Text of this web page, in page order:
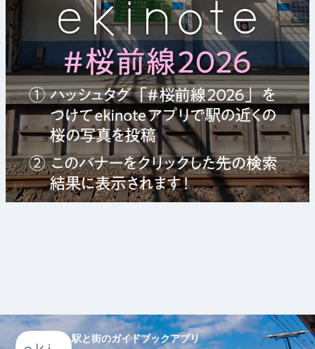
駅と街のガイドブックアプリ